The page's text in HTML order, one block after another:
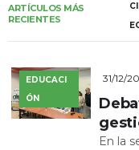
ARTÍCULOS MÁS
RECIENTES
EDUCACI
ÓN
31/12/
En la